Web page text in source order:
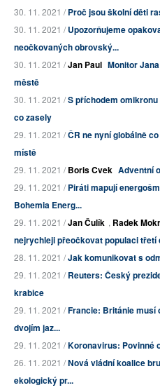
30. 11. 2021 /Proč jsou školní děti
30. 11. 2021 /Upozorňujeme
neočkovaných obrovský...
30. 11. 2021 /Jan Paul Monitor
městě
30. 11. 2021 /S příchodem
co zasely
29. 11. 2021 /ČR ne nyní globálně
místě
29. 11. 2021 /Boris Cvek Adventní
29. 11. 2021 /Piráti mapují
Bohemia Energ...
29. 11. 2021 /Jan Čulík , Radek
nejrychleji přeočkovat populaci třetí
28. 11. 2021 /Jak komunikovat s
29. 11. 2021 /Reuters: Český
krabice
29. 11. 2021 /Francie: Británie
dvojím jaz...
29. 11. 2021 /Koronavirus: Povinné
26. 11. 2021 /Nová vládní koalice
ekologický pr...